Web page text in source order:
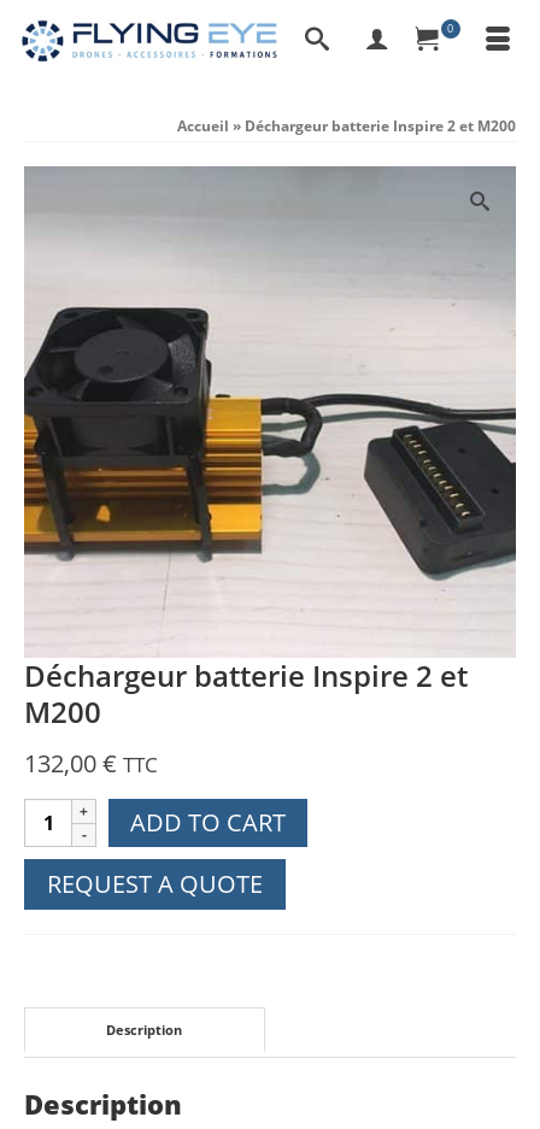
0
Accueil » Déchargeur batterie Inspire 2 et M200
Déchargeur batterie Inspire 2 et
M200
132,00€ TTC
Déchargeur
batterie
Inspire
ADD TO CART
REQUEST A QUOTE
Description
Description